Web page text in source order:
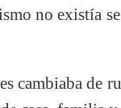
no existía
cambiaba de